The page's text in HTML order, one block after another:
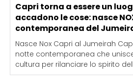
Capri torna a essere un
accadono le cose: nasce
contemporanea del
Nasce Nox Capri al Jumeirah
notte contemporanea che
cultura per rilanciare lo spirito